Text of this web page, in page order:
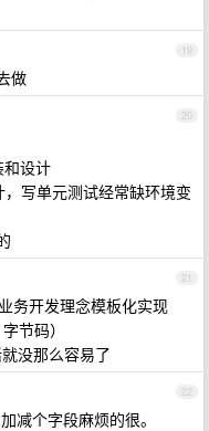
19
做
20
设计
写单元测试经常缺环境变
21
务开发理念模板化实现
节码）
没那么容易了
22
减个字段麻烦的很。